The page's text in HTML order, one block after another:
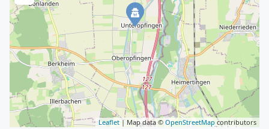
Leaflet | Map data © OpenStreetMap contributors